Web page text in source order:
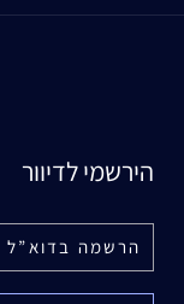
הירשמי לדיוור